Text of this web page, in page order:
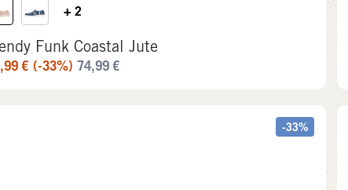
+ 2
Funk Coastal Jute
€ (-33%) 74,99€
-33%